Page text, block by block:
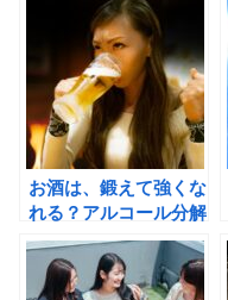
けるために１か月
お酒は、鍛えて強くな
れる？アルコール分解
能力「アルデヒド脱水
素酵素２」との関係